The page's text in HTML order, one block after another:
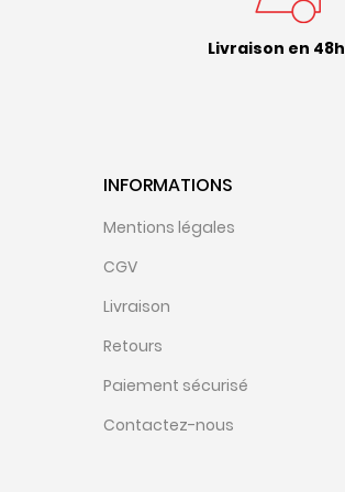
Livraison en 48h
INFORMATIONS
Mentions légales
CGV
Livraison
Retours
Paiement sécurisé
Contactez-nous